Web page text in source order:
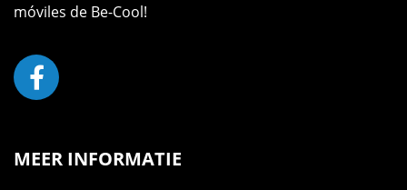
móviles de Be-Cool!
MEER INFORMATIE